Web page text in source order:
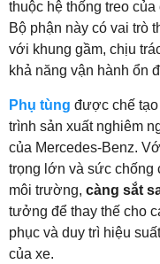
thuộc hệ thống treo
Bộ phận này có vai trò
với khung gầm, chịu
khả năng vận hành ổn
Phụ tùng được chế tạo
trình sản xuất nghiêm
của Mercedes-Benz.
trọng lớn và sức chống
môi trường, càng sắt
tưởng để thay thế cho
phục và duy trì hiệu
của xe.